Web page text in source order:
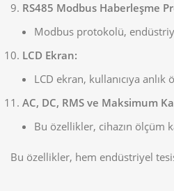
RS485 Modbus Haberleşme
Modbus protokolü,
LCD Ekran:
LCD ekran, kullanıcıya
AC, DC, RMS ve Maksimum
Bu özellikler, cihazın ölçüm
Bu özellikler, hem endüstriyel